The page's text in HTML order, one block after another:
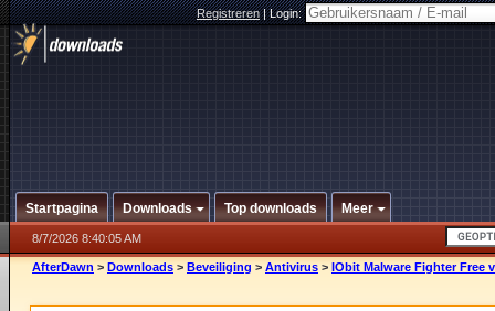
Registreren|Login:
Startpagina Downloads Top downloads Meer
8/7/2026 8:40:05 AM
AfterDawn > Downloads > Beveiliging > Antivirus > IObit Malware Fighter Free